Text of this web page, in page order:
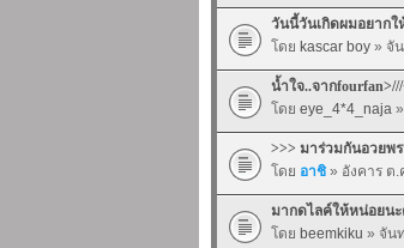
วันนี้วันเกิดผมอยากใ
โดย kascar boy » จั
น้ำใจ..จาก
โดย eye_4*4_naja
>>> มาร่วมกันอวยพ
โดย อาชิ » อังคาร ต.
มากดไลค์ให้หน่อยนะ
โดย beemkiku » จัน